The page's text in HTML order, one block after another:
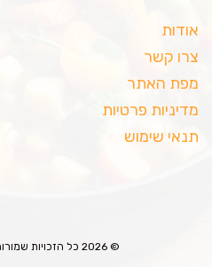
אודות
צרו קשר
מפת האתר
מדיניות פרטיות
תנאי שימוש
© 2026 כל הזכויות שמורות לטעמים מבית אמא